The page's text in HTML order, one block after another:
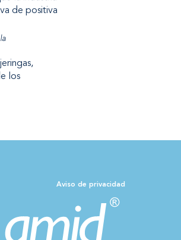
de positiva
los
Aviso de privacidad